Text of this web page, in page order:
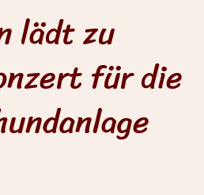
lädt zu
für die